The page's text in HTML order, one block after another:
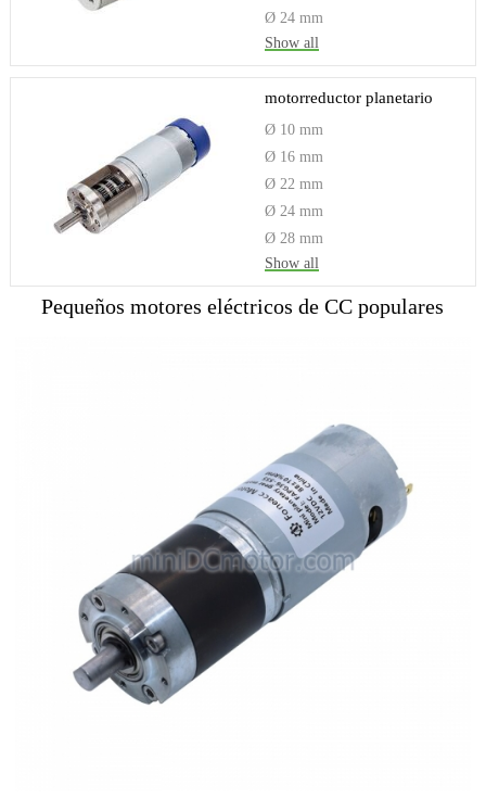
Ø 24 mm
Show all
motorreductor planetario
Ø 10 mm
Ø 16 mm
Ø 22 mm
Ø 24 mm
Ø 28 mm
Show all
Pequeños motores eléctricos de CC populares